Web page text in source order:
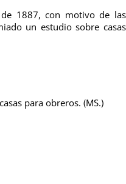
de 1887, con motivo de las
un estudio sobre casas
para obreros. (MS.)